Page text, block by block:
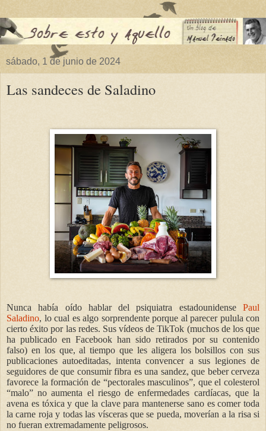
sábado, 1 de junio de 2024
Las sandeces de Saladino
Nunca había oído hablar del psiquiatra estadounidense Paul
Saladino, lo cual es algo sorprendente porque al parecer pulula con
cierto éxito por las redes. Sus vídeos de TikTok (muchos de los que
ha publicado en Facebook han sido retirados por su contenido
falso) en los que, al tiempo que les aligera los bolsillos con sus
publicaciones autoeditadas, intenta convencer a sus legiones de
seguidores de que consumir fibra es una sandez, que beber cerveza
favorece la formación de “pectorales masculinos”, que el colesterol
“malo” no aumenta el riesgo de enfermedades cardíacas, que la
avena es tóxica y que la clave para mantenerse sano es comer toda
la carne roja y todas las vísceras que se pueda, moverían a la risa si
no fueran extremadamente peligrosos.